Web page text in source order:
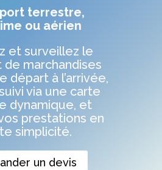
terrestre,
ou aérien
et surveillez le
marchandises
départ à l’arrivée,
via une carte
dynamique, et
prestations en
simplicité.
un devis